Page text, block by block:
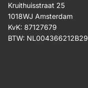
Kruithuisstraat 25
1018WJ Amsterdam
KvK: 87127679
BTW: NL004366212B29